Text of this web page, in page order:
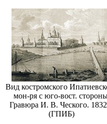
Вид костромского
мон-ря с юго-вост.
Гравюра И. В. Ческого. 1832
(ГПИБ)